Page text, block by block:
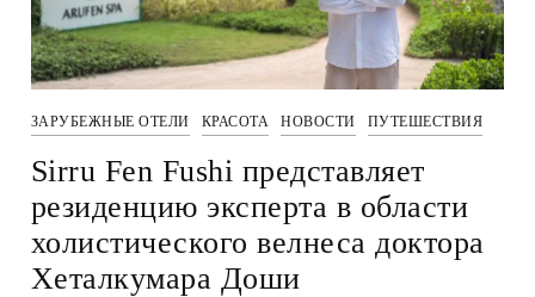
ЗАРУБЕЖНЫЕ ОТЕЛИ КРАСОТА НОВОСТИ ПУТЕШЕСТВИЯ
Sirru Fen Fushi представляет
резиденцию эксперта в области
холистического велнеса доктора
Хеталкумара Доши